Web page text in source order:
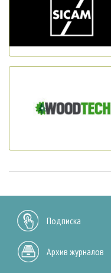
Подписка
Архив журналов